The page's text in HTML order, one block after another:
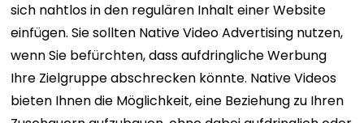
sich nahtlos in den regulären Inhalt einer Website
einfügen. Sie sollten Native Video Advertising nutzen,
wenn Sie befürchten, dass aufdringliche Werbung
Ihre Zielgruppe abschrecken könnte. Native Videos
bieten Ihnen die Möglichkeit, eine Beziehung zu Ihren